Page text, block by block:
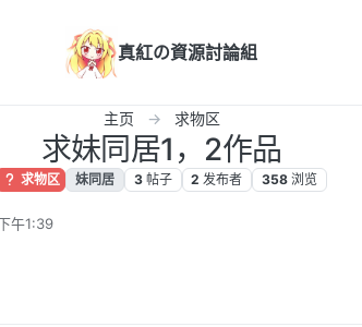
真紅の資源討論組
主页 求物区
求妹同居1，2作品
求物区 妹同居 3 帖子 2 发布者 358 浏览
午1:39